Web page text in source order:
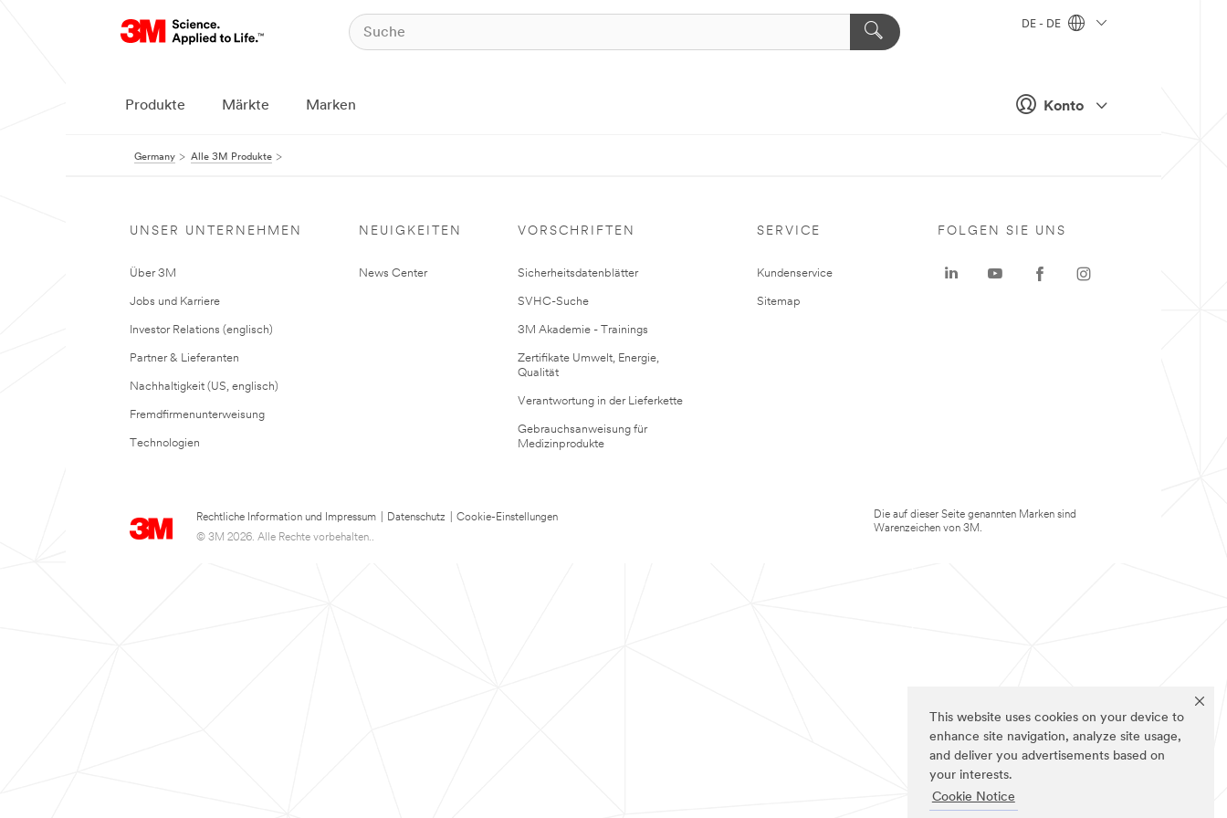
This website uses cookies on your device to
enhance site navigation, analyze site usage,
and deliver you advertisements based on
your interests.
Cookie Notice
Konto
DE - DE
Produkte Märkte Marken
Germany Alle 3M Produkte
UNSER UNTERNEHMEN
Über 3M
Jobs und Karriere
Investor Relations (englisch)
Partner & Lieferanten
Nachhaltigkeit (US, englisch)
Fremdfirmenunterweisung
Technologien
NEUIGKEITEN
News Center
VORSCHRIFTEN
Sicherheitsdatenblätter
SVHC-Suche
3M Akademie - Trainings
Zertifikate Umwelt, Energie,
Qualität
Verantwortung in der Lieferkette
Gebrauchsanweisung für
Medizinprodukte
SERVICE
Kundenservice
Sitemap
Rechtliche Information und Impressum Datenschutz
Cookie-Einstellungen
© 3M 2026. Alle Rechte vorbehalten..
FOLGEN SIE UNS
Die auf dieser Seite genannten Marken sind
Warenzeichen von 3M.